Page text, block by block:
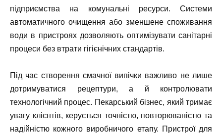
підприємства на комунальні ресурси. Системи
автоматичного очищення або зменшене споживання
води в пристроях дозволяють оптимізувати санітарні
процеси без втрати гігієнічних стандартів.
Під час створення смачної випічки важливо не лише
дотримуватися рецептури, а й контролювати
технологічний процес. Пекарський бізнес, який тримає
увагу клієнтів, керується точністю, повторюваністю та
надійністю кожного виробничого етапу. Пристрої для